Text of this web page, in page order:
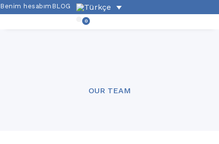
Benim hesabım BLOG
0
OUR TEAM